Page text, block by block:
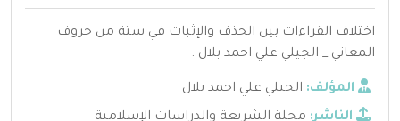
اختلاف القراءات بين الحذف والإثبات في ستة من حروف
المعاني _ الجيلي علي احمد بلال .
المؤلف: الجيلي علي احمد بلال
الناشر: مجلة الشريعة والدراسات الإسلامية